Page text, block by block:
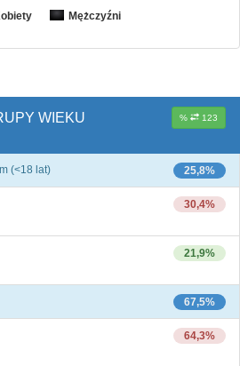
Mężczyźni
% 123
WIEKU
25,8%
(<18 lat)
30,4%
21,9%
67,5%
64,3%